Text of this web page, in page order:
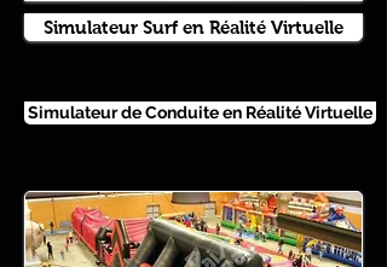
Simulateur Surf en Réalité Virtuelle
Simulateur de Conduite en Réalité Virtuelle